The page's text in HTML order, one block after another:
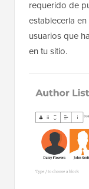
requerido de
establecerla
usuarios que
en tu sitio.